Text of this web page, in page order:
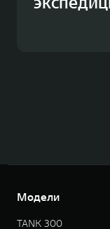
Модели
TANK 300